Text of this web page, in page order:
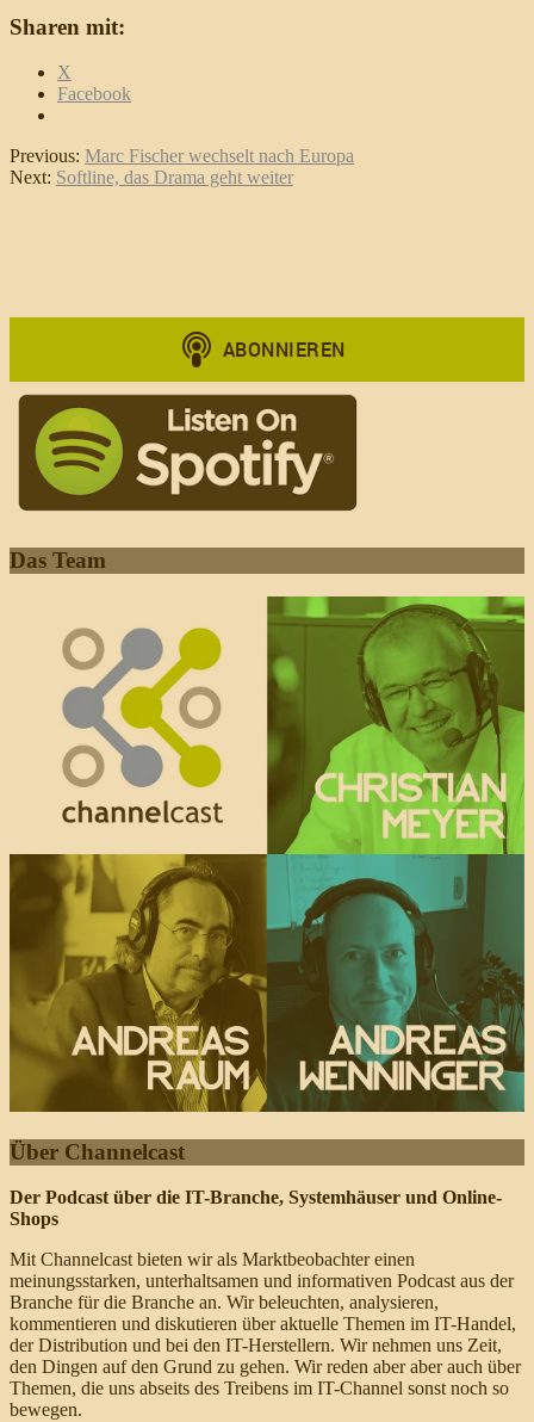
Sharen mit:
X
Facebook
Previous: Marc Fischer wechselt nach Europa
Next: Softline, das Drama geht weiter
Das Team
Über Channelcast
Der Podcast über die IT-Branche, Systemhäuser und Online-
Shops
Mit Channelcast bieten wir als Marktbeobachter einen
meinungsstarken, unterhaltsamen und informativen Podcast aus der
Branche für die Branche an. Wir beleuchten, analysieren,
kommentieren und diskutieren über aktuelle Themen im IT-Handel,
der Distribution und bei den IT-Herstellern. Wir nehmen uns Zeit,
den Dingen auf den Grund zu gehen. Wir reden aber aber auch über
Themen, die uns abseits des Treibens im IT-Channel sonst noch so
bewegen.